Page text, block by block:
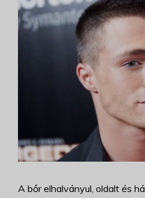
A bőr elhalványul, oldalt és